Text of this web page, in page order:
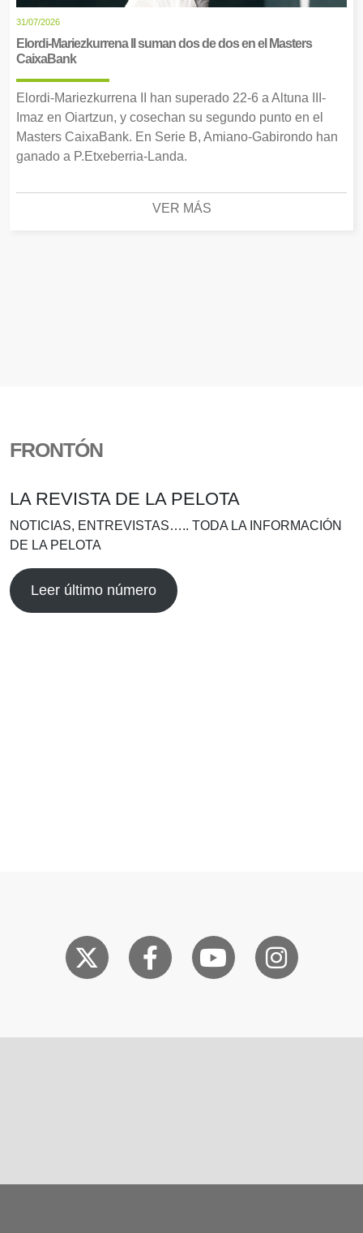
31/07/2026
Elordi-Mariezkurrena II suman dos de dos en el Masters
CaixaBank
Elordi-Mariezkurrena II han superado 22-6 a Altuna III-
Imaz en Oiartzun, y cosechan su segundo punto en el
Masters CaixaBank. En Serie B, Amiano-Gabirondo han
ganado a P.Etxeberria-Landa.
VER MÁS
FRONTÓN
LA REVISTA DE LA PELOTA
NOTICIAS, ENTREVISTAS….. TODA LA INFORMACIÓN
DE LA PELOTA
Leer último número